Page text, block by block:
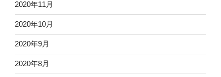
2020年11月
2020年10月
2020年9月
2020年8月